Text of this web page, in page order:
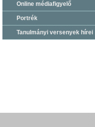
Online médiafigyelő
Portrék
Tanulmányi versenyek hírei